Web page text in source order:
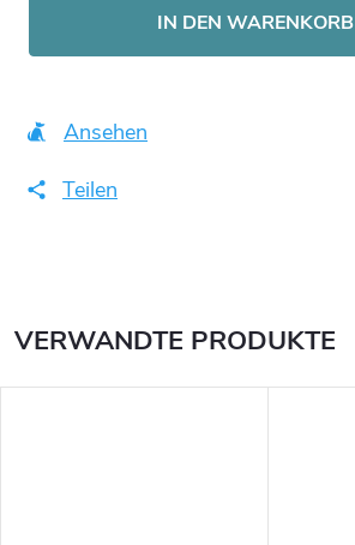
IN DEN WARENKORB
Ansehen
Teilen
VERWANDTE PRODUKTE